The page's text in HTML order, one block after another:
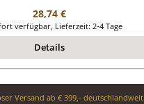
Regulärer Preis:
28,74 €
verfügbar, Lieferzeit: 2-4 Tage
Details
Versand ab € 399,- deutschlandweit